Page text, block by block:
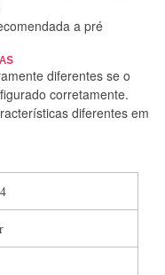
a pré
diferentes se o
corretamente.
diferentes em
segurança. Volto a
recomendo